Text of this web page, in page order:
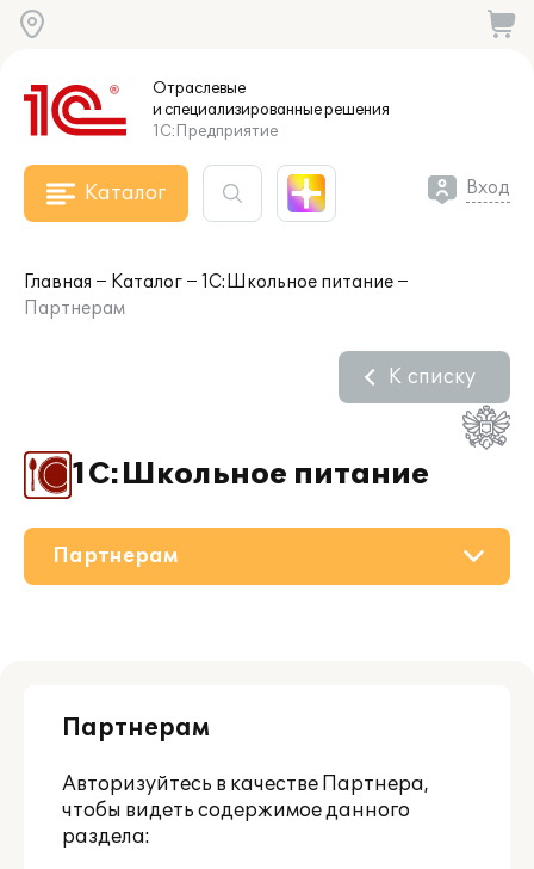
Отраслевые
и специализированныерешения
1С:Предприятие
Каталог Вход
Главная Каталог
1С:Школьное питание
Партнерам
1С:Школьное питание
К списку
Поддержка
Материалы
Партнерам
Партнерам
Авторизуйтесь в качестве Партнера,
чтобы видеть содержимое данного
раздела: